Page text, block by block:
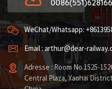
WeChat/Whatsapp:
Email : arthur@dear-
Adresse : Room No.1525-
Central Plaza, Yaohai